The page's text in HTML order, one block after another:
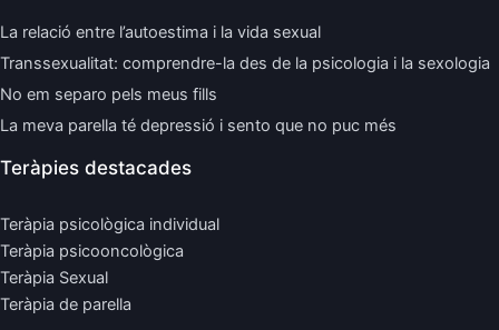
La relació entre l’autoestima i la vida sexual
Transsexualitat: comprendre-la des de la psicologia i la sexologia
No em separo pels meus fills
La meva parella té depressió i sento que no puc més
Teràpies destacades
Teràpia psicològica individual
Teràpia psicooncològica
Teràpia Sexual
Teràpia de parella